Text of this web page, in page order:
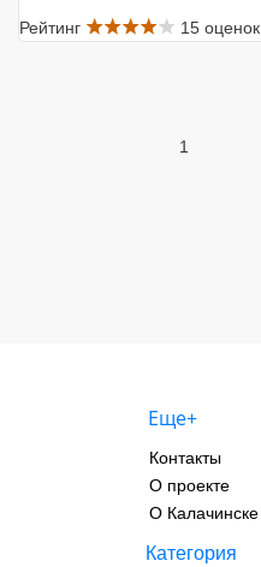
Рейтинг
15 оценок
1
Еще+
Контакты
О проекте
О Калачинске
Категория